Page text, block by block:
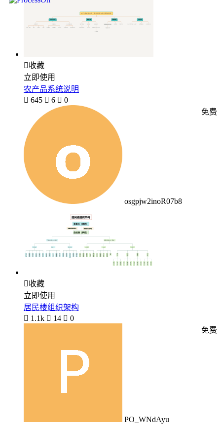
收藏
立即使用
农产品系统说明
 645  6  0
osgpjw2inoR07b8
免费
收藏
立即使用
居民楼组织架构
 1.1k  14  0
PO_WNdAyu
免费